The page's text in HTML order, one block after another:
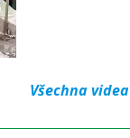
Všechna videa